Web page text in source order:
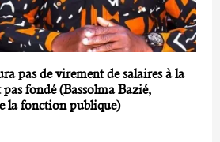
pas de virement de salaires à la
pas fondé (Bassolma Bazié,
la fonction publique)